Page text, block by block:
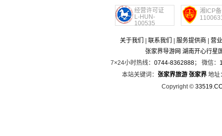
经营许可证
L-HUN-
100535
湘ICP备
关于我们 联系我们 服务提供商
营
张家界导游网 湖南开心行星
7×24小时热线： 0744-8362888； 微信：
本站关键词： 张家界旅游 张家界 地址
Copyright ©